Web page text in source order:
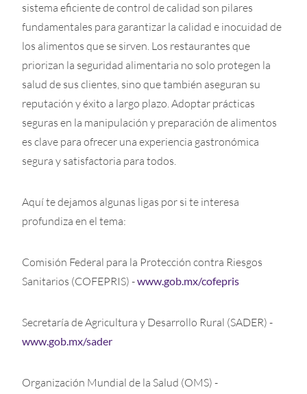
sistema eficiente de control de calidad son pilares
fundamentales para garantizar la calidad e inocuidad de
los alimentos que se sirven. Los restaurantes que
priorizan la seguridad alimentaria no solo protegen la
salud de sus clientes, sino que también aseguran su
reputación y éxito a largo plazo. Adoptar prácticas
seguras en la manipulación y preparación de alimentos
es clave para ofrecer una experiencia gastronómica
segura y satisfactoria para todos.
Aquí te dejamos algunas ligas por si te interesa
profundiza en el tema:
Comisión Federal para la Protección contra Riesgos
Sanitarios (COFEPRIS) -www.gob.mx/cofepris
Secretaría de Agricultura y Desarrollo Rural (SADER) -
www.gob.mx/sader
Organización Mundial de la Salud (OMS) -